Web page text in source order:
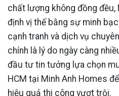
chất lượng không đồng đều,
định vị thế bằng sự minh
cạnh tranh và dịch vụ
chính là lý do ngày càng
đầu tư tin tưởng lựa chọn
HCM tại Minh Anh Homes
hiệu quả thi công vượt trội.